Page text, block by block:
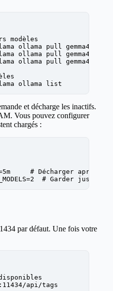
modèles
ollama pull gemma4:e4b
ollama pull gemma4:26b
ollama pull gemma4:31b
ollama list
et décharge les inactifs.
Vous pouvez configurer
chargés :
# Décharger après 5
# Garder jusqu'à
par défaut. Une fois votre
api/tags